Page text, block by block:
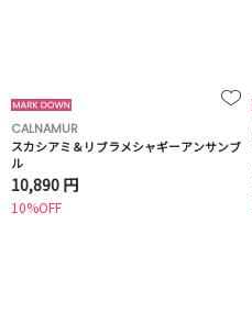
CALNAMUR
スカシアミ＆リブラメシャギーアンサンブ
ル
10,890 円
10%OFF